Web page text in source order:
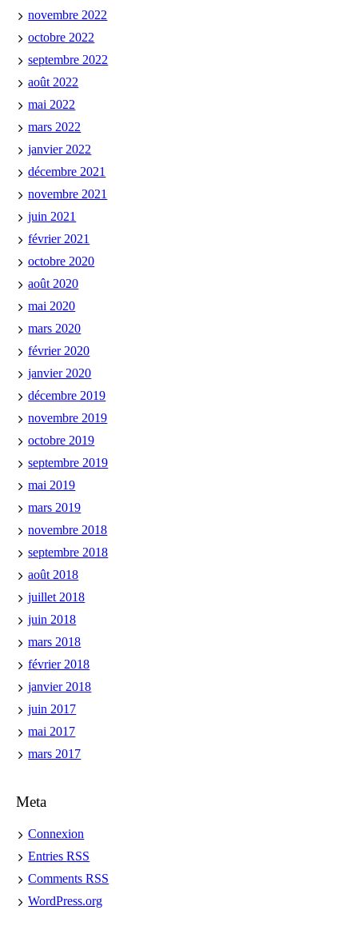
novembre 2022
octobre 2022
septembre 2022
août 2022
mai 2022
mars 2022
janvier 2022
décembre 2021
novembre 2021
juin 2021
février 2021
octobre 2020
août 2020
mai 2020
mars 2020
février 2020
janvier 2020
décembre 2019
novembre 2019
octobre 2019
septembre 2019
mai 2019
mars 2019
novembre 2018
septembre 2018
août 2018
juillet 2018
juin 2018
mars 2018
février 2018
janvier 2018
juin 2017
mai 2017
mars 2017
Meta
Connexion
EntriesRSS
CommentsRSS
WordPress.org